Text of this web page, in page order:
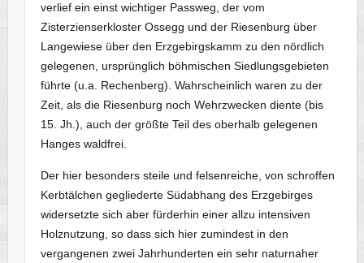
verlief ein einst wichtiger Passweg, der vom
Zisterzienserkloster Ossegg und der Riesenburg über
Langewiese über den Erzgebirgskamm zu den nördlich
gelegenen, ursprünglich böhmischen Siedlungsgebieten
führte (u.a. Rechenberg). Wahrscheinlich waren zu der
Zeit, als die Riesenburg noch Wehrzwecken diente (bis
15. Jh.), auch der größte Teil des oberhalb gelegenen
Hanges waldfrei.
Der hier besonders steile und felsenreiche, von schroffen
Kerbtälchen gegliederte Südabhang des Erzgebirges
widersetzte sich aber fürderhin einer allzu intensiven
Holznutzung, so dass sich hier zumindest in den
vergangenen zwei Jahrhunderten ein sehr naturnaher